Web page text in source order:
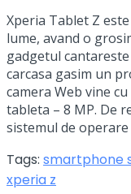
Xperia Tablet Z
lume, avand o
gadgetul
carcasa gasim un
camera Web vine
tableta – 8 MP. De
sistemul de operare
Tags: smartphone
xperia z